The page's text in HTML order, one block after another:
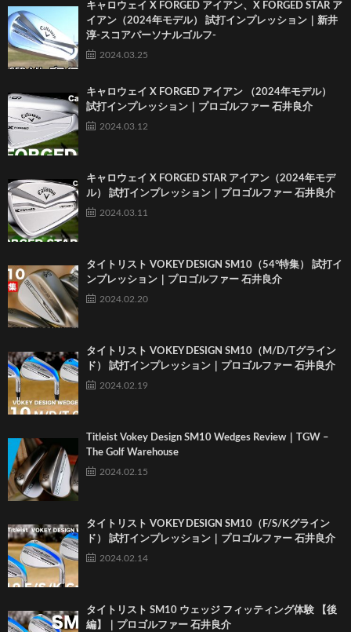
キャロウェイ X FORGED アイアン、X FORGED STAR ア
イアン（2024年モデル） 試打インプレッション｜新井
淳-スコアパーソナルゴルフ-
2024.03.25
キャロウェイ X FORGED アイアン （2024年モデル）
試打インプレッション｜プロゴルファー 石井良介
2024.03.12
キャロウェイ X FORGED STAR アイアン（2024年モデ
ル） 試打インプレッション｜プロゴルファー 石井良介
2024.03.11
タイトリスト VOKEY DESIGN SM10（54°特集） 試打イ
ンプレッション｜プロゴルファー 石井良介
2024.02.20
タイトリスト VOKEY DESIGN SM10（M/D/Tグライン
ド） 試打インプレッション｜プロゴルファー 石井良介
2024.02.19
Titleist Vokey Design SM10 Wedges Review｜TGW –
The Golf Warehouse
2024.02.15
タイトリスト VOKEY DESIGN SM10（F/S/Kグライン
ド） 試打インプレッション｜プロゴルファー 石井良介
2024.02.14
タイトリスト SM10 ウェッジ フィッティング体験 【後
編】｜プロゴルファー 石井良介